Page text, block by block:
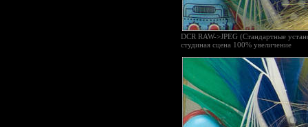
DCR RAW->JPEG (Стандартные
студиная сцена 100% увеличение